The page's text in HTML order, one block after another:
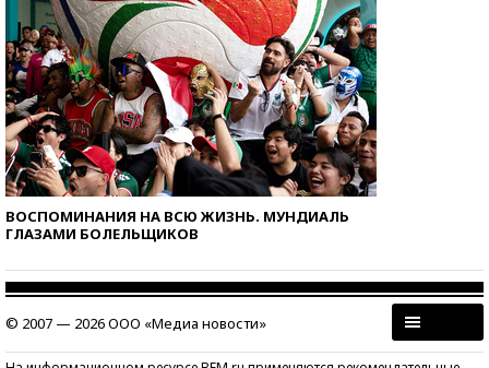
ВОСПОМИНАНИЯ НА ВСЮ ЖИЗНЬ. МУНДИАЛЬ
ГЛАЗАМИ БОЛЕЛЬЩИКОВ
© 2007 — 2026 ООО «Медиа новости»